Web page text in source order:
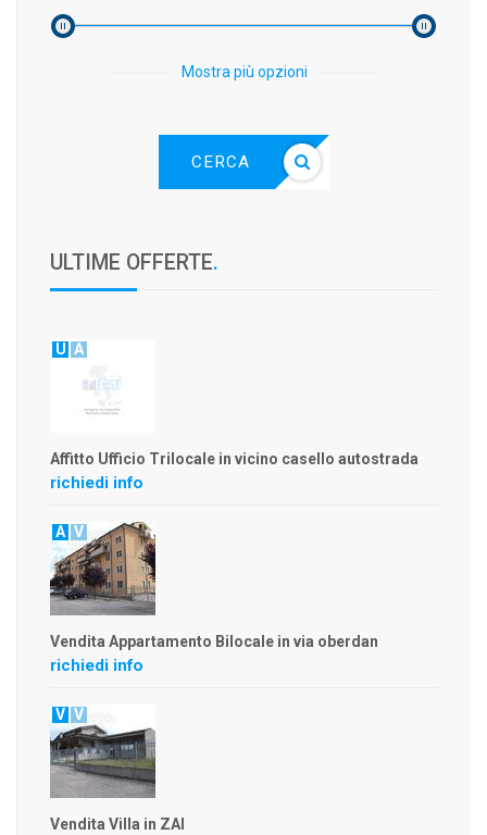
Mostra più opzioni
CERCA
ULTIME OFFERTE.
U A
Affitto Ufficio Trilocale in vicino casello autostrada
richiedi info
A V
Vendita Appartamento Bilocale in via oberdan
richiedi info
V V
Vendita Villa in ZAI